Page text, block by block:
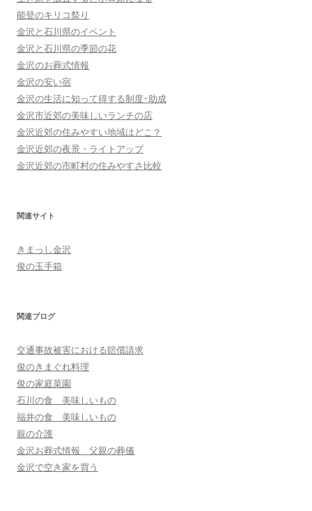
能登のキリコ祭り
金沢と石川県のイベント
金沢と石川県の季節の花
金沢のお葬式情報
金沢の安い宿
金沢の生活に知って得する制度･助成
金沢市近郊の美味しいランチの店
金沢近郊の住みやすい地域はどこ？
金沢近郊の夜景・ライトアップ
金沢近郊の市町村の住みやすさ比較
関連サイト
きまっし金沢
俊の玉手箱
関連ブログ
交通事故被害における賠償請求
俊のきまぐれ料理
俊の家庭菜園
石川の食 美味しいもの
福井の食 美味しいもの
親の介護
金沢お葬式情報 父親の葬儀
金沢で空き家を買う